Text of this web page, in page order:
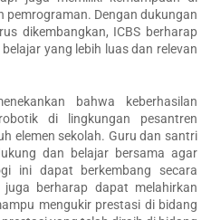
pemrograman. Dengan dukungan
dikembangkan, ICBS berharap
yang lebih luas dan relevan
bahwa keberhasilan
di lingkungan pesantren
elemen sekolah. Guru dan santri
dan belajar bersama agar
ini dapat berkembang secara
juga berharap dapat melahirkan
mengukir prestasi di bidang